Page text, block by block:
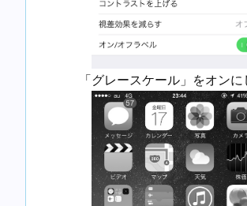
「グレースケール」をオンに